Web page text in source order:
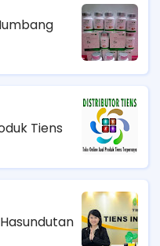
Tiens